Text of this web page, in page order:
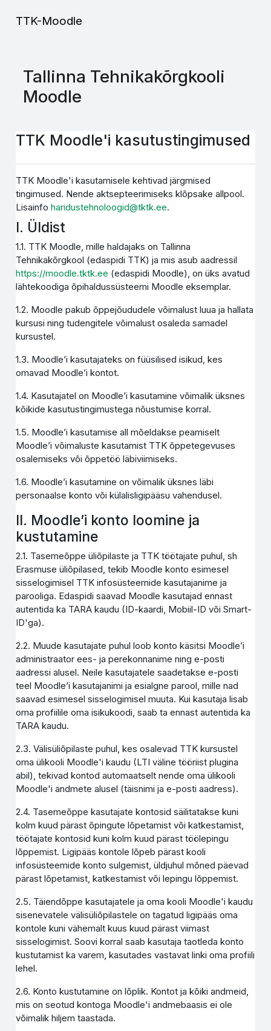
TTK-Moodle
Tallinna Tehnikakõrgkooli
Moodle
TTK Moodle'i kasutustingimused
TTK Moodle'i kasutamisele kehtivad järgmised
tingimused. Nende aktsepteerimiseks klõpsake allpool.
Lisainfoharidustehnoloogid@tktk.ee.
I. Üldist
1.1. TTK Moodle, mille haldajaks on Tallinna
Tehnikakõrgkool (edaspidi TTK) ja mis asub aadressil
https://moodle.tktk.ee (edaspidi Moodle), on üks avatud
lähtekoodiga õpihaldussüsteemi Moodle eksemplar.
1.2. Moodle pakub õppejõududele võimalust luua ja hallata
kursusi ning tudengitele võimalust osaleda samadel
kursustel.
1.3. Moodle’i kasutajateks on füüsilised isikud, kes
omavad Moodle’i kontot.
1.4. Kasutajatel on Moodle’i kasutamine võimalik üksnes
kõikide kasutustingimustega nõustumise korral.
1.5. Moodle’i kasutamise all mõeldakse peamiselt
Moodle’i võimaluste kasutamist TTK õppetegevuses
osalemiseks või õppetöö läbiviimiseks.
1.6. Moodle’i kasutamine on võimalik üksnes läbi
personaalse konto või külalisligipääsu vahendusel.
II. Moodle’i konto loomine ja
kustutamine
2.1. Tasemeõppe üliõpilaste ja TTK töötajate puhul, sh
Erasmuse üliõpilased, tekib Moodle konto esimesel
sisselogimisel TTK infosüsteemide kasutajanime ja
parooliga. Edaspidi saavad Moodle kasutajad ennast
autentida ka TARA kaudu (ID-kaardi, Mobiil-ID või Smart-
ID'ga).
2.2. Muude kasutajate puhul loob konto käsitsi Moodle’i
administraator ees- ja perekonnanime ning e-posti
aadressi alusel. Neile kasutajatele saadetakse e-posti
teel Moodle’i kasutajanimi ja esialgne parool, mille nad
saavad esimesel sisselogimisel muuta. Kui kasutaja lisab
oma profiilile oma isikukoodi, saab ta ennast autentida ka
TARA kaudu.
2.3. Välisüliõpilaste puhul, kes osalevad TTK kursustel
oma ülikooli Moodle'i kaudu (LTI väline tööriist plugina
abil), tekivad kontod automaatselt nende oma ülikooli
Moodle'i andmete alusel (täisnimi ja e-posti aadress).
2.4. Tasemeõppe kasutajate kontosid säilitatakse kuni
kolm kuud pärast õpingute lõpetamist või katkestamist,
töötajate kontosid kuni kolm kuud pärast töölepingu
lõppemist. Ligipääs kontole lõpeb pärast kooli
infosüsteemide konto sulgemist, üldjuhul mõned päevad
pärast lõpetamist, katkestamist või lepingu lõppemist.
2.5. Täiendõppe kasutajatele ja oma kooli Moodle'i kaudu
sisenevatele välisüliõpilastele on tagatud ligipääs oma
kontole kuni vähemalt kuus kuud pärast viimast
sisselogimist. Soovi korral saab kasutaja taotleda konto
kustutamist ka varem, kasutades vastavat linki oma profiili
lehel.
2.6. Konto kustutamine on lõplik. Kontot ja kõiki andmeid,
mis on seotud kontoga Moodle'i andmebaasis ei ole
võimalik hiljem taastada.